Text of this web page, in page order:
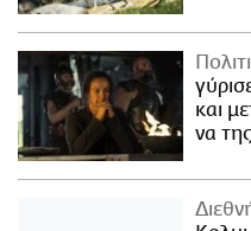
και
να